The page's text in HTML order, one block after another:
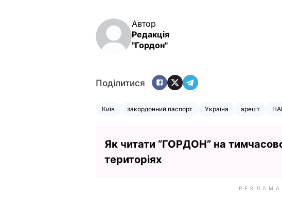
Автор
Редакція
"Гордон"
Поділитися
Київ закордонний паспорт Україна арешт
Як читати ”ГОРДОН” на
територіях
РЕКЛАМА